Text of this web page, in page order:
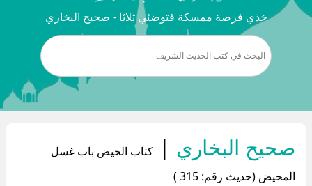
خذي فرصة ممسكة فتوضئي ثلاثا - صحيح البخاري
صحيح البخاري |
كتاب الحيض باب غسل
المحيض (حديث رقم: 315 )